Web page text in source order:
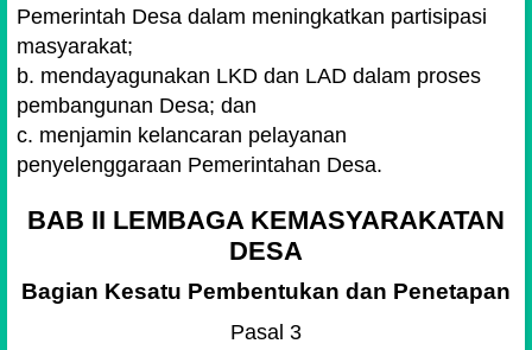
Pemerintah Desa dalam meningkatkan partisipasi
masyarakat;
b. mendayagunakan LKD dan LAD dalam proses
pembangunan Desa; dan
c. menjamin kelancaran pelayanan
penyelenggaraan Pemerintahan Desa.
BAB II LEMBAGA KEMASYARAKATAN
DESA
Bagian Kesatu Pembentukan dan Penetapan
Pasal 3